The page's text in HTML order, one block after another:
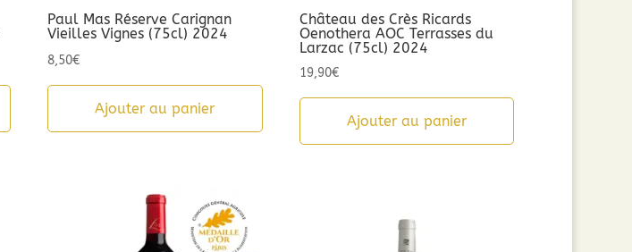
Paul Mas Réserve Carignan
Vieilles Vignes (75cl) 2024
8,50€
Ajouter au panier
Château des Crès Ricards
Oenothera AOC Terrasses du
Larzac (75cl) 2024
19,90€
Ajouter au panier